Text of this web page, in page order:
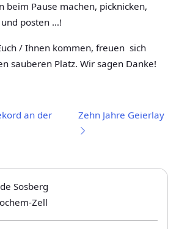
beim Pause machen, picknicken,
posten …!
/ Ihnen kommen, freuen sich
sauberen Platz. Wir sagen Danke!
an der
Zehn Jahre Geierlay
Sosberg
Zell